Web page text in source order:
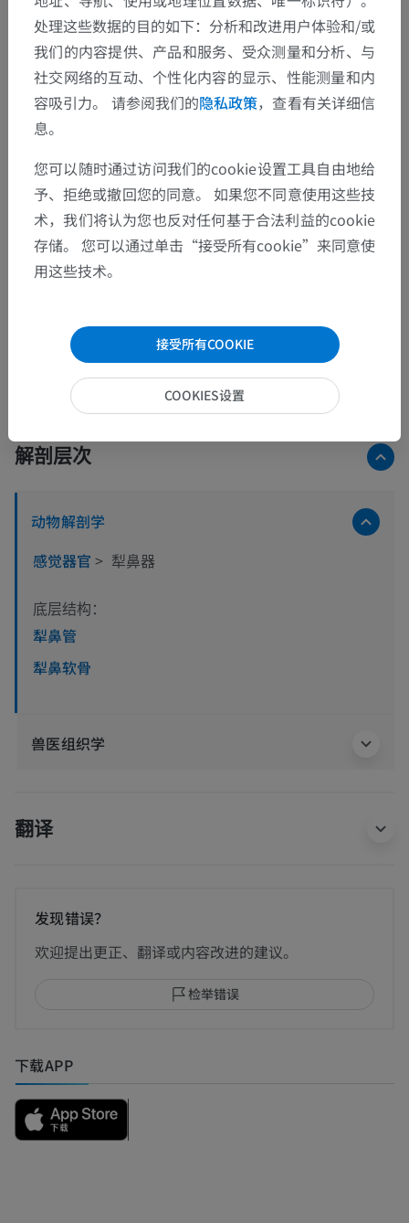
解剖层次
动物解剖学
感觉器官 > 犁鼻器
底层结构：
犁鼻管
犁鼻软骨
兽医组织学
翻译
发现错误？
欢迎提出更正、翻译或内容改进的建议。
检举错误
下载APP
处理这些数据的目的如下：分析和改进用户体验和/或
我们的内容提供、产品和服务、受众测量和分析、与
社交网络的互动、个性化内容的显示、性能测量和内
容吸引力。 请参阅我们的隐私政策，查看有关详细信
息。
您可以随时通过访问我们的cookie设置工具自由地给
予、拒绝或撤回您的同意。 如果您不同意使用这些技
术，我们将认为您也反对任何基于合法利益的cookie
存储。 您可以通过单击“接受所有cookie”来同意使
用这些技术。
接受所有COOKIE
COOKIES设置